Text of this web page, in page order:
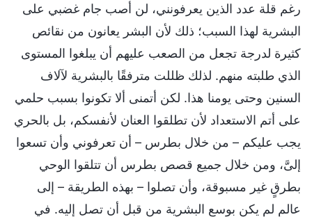
رغم قلة عدد الذين يعرفونني، لن أصب جام غضبي على
البشرية لهذا السبب؛ ذلك لأن البشر يعانون من نقائص
كثيرة لدرجة تجعل من الصعب عليهم أن يبلغوا المستوى
الذي طلبته منهم. لذلك ظللت مترفقًا بالبشرية لآلاف
السنين وحتى يومنا هذا. لكن أتمنى ألا تكونوا بسبب حلمي
على أتم الاستعداد لأن تطلقوا العنان لأنفسكم، بل بالحري
يجب عليكم – من خلال بطرس – أن تعرفوني وأن تسعوا
إلىَّ، ومن خلال جميع قصص بطرس أن تتلقوا الوحي
بطرقٍ غير مسبوقة، وأن تصلوا – بهذه الطريقة – إلى
عالمٍ لم يكن بوسع البشرية من قبل أن تصل إليه. في